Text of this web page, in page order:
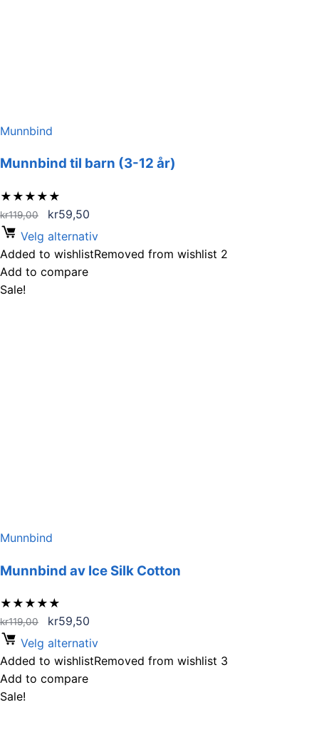
Munnbind
Munnbind til barn (3-12 år)
★ ★ ★ ★ ★
kr119,00
Opprinnelig
pris
var:
kr119,00.
kr59,50
pris
er:
Velg alternativ
Added to wishlistRemoved from wishlist 2
Add to compare
Sale!
Munnbind
Munnbind av Ice Silk Cotton
★ ★ ★ ★ ★
kr119,00
Opprinnelig
pris
var:
kr119,00.
kr59,50
pris
er:
Velg alternativ
Added to wishlistRemoved from wishlist 3
Add to compare
Sale!